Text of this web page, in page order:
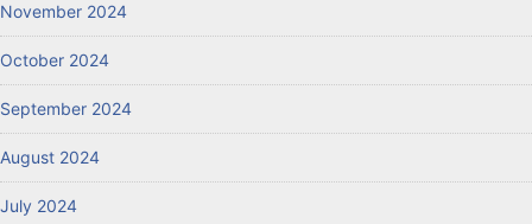
November 2024
October 2024
September 2024
August 2024
July 2024